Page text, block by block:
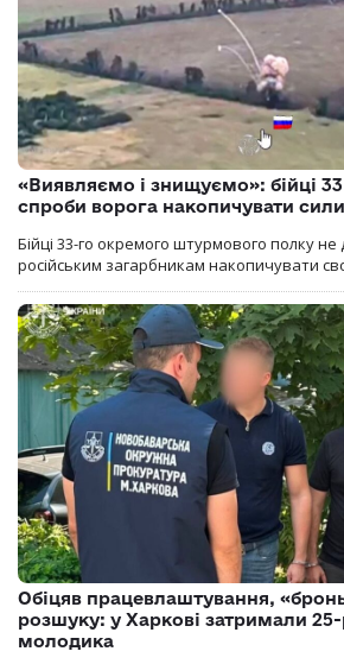
«Виявляємо і знищуємо»: бійці
спроби ворога накопичувати сили
Бійці 33-го окремого штурмового полку
російським загарбникам накопичувати
Обіцяв працевлаштування,
розшуку: у Харкові затримали 25-
молодика